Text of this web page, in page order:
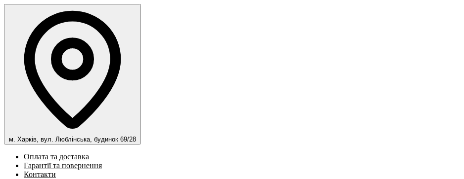
м. Харків, вул. Люблінська, будинок 69/28
Оплата та доставка
Гарантії та повернення
Контакти